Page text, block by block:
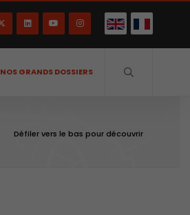
NOS GRANDS DOSSIERS
Défiler vers le bas pour découvrir